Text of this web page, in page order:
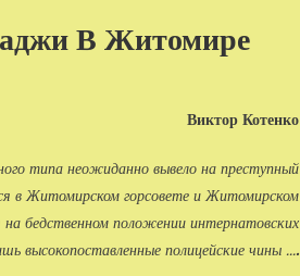
В Житомире
Виктор Котенко
типа неожиданно вывело на преступный
в Житомирском горсовете и Житомирском
бедственном положении интернатовских
высокопоставленные полицейские чины ....